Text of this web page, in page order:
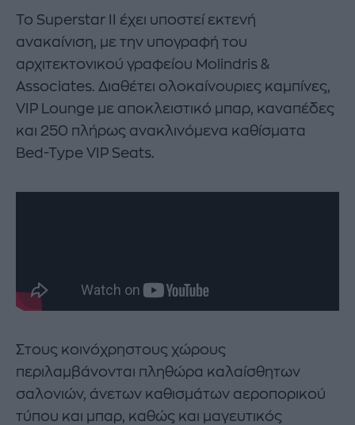
Το Superstar II έχει υποστεί εκτενή
ανακαίνιση, με την υπογραφή του
αρχιτεκτονικού γραφείου Molindris &
Associates. Διαθέτει ολοκαίνουριες καμπίνες,
VIP Lounge με αποκλειστικό μπαρ, καναπέδες
και 250 πλήρως ανακλινόμενα καθίσματα
Bed-Type VIP Seats.
Στους κοινόχρηστους χώρους
περιλαμβάνονται πληθώρα καλαίσθητων
σαλονιών, άνετων καθισμάτων αεροπορικού
τύπου και μπαρ, καθώς και μαγευτικός